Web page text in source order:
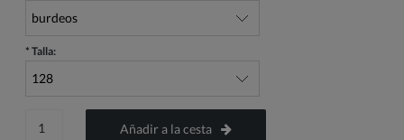
* Talla:
Añadir a la cesta